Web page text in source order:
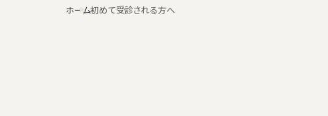
ホーム初めて受診される方へ